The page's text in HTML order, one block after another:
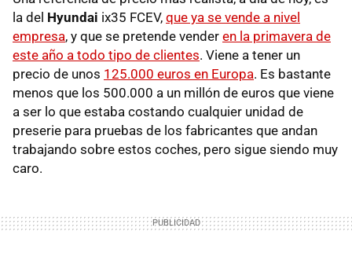
la del Hyundai ix35 FCEV, que ya se vende a nivel
empresa, y que se pretende vender en la primavera de
este año a todo tipo de clientes. Viene a tener un
precio de unos 125.000 euros en Europa. Es bastante
menos que los 500.000 a un millón de euros que viene
a ser lo que estaba costando cualquier unidad de
preserie para pruebas de los fabricantes que andan
trabajando sobre estos coches, pero sigue siendo muy
caro.